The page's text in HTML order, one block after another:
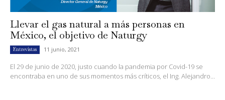
Llevar el gas natural a más personas en
México, el objetivo de Naturgy
Entrevistas 11 junio, 2021
El 29 de junio de 2020, justo cuando la pandemia por Covid-19 se
encontraba en uno de sus momentos más críticos, el Ing. Alejandro...